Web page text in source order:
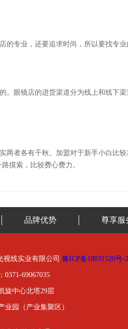
的专业，还要追求时尚，所以要找专
。眼镜店的进货渠道分为线上和线下
两者各有千秋。加盟对于新手小白比
摸索，比较费心费力。
品牌优势 尊享服
视线实业有限公司 豫ICP备18031520号-2
0371-69067035
旋中心北塔29层
业园（产业集聚区）